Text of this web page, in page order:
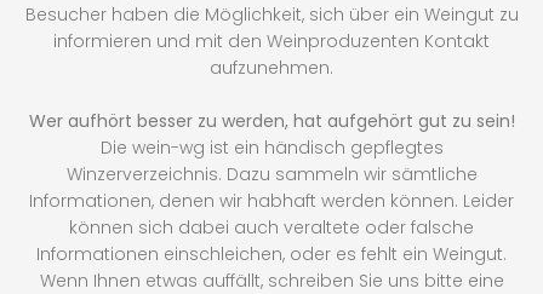
Besucher haben die Möglichkeit, sich über ein Weingut zu
informieren und mit den Weinproduzenten Kontakt
aufzunehmen.
Wer aufhört besser zu werden, hat aufgehört gut zu sein!
Die wein-wg ist ein händisch gepflegtes
Winzerverzeichnis. Dazu sammeln wir sämtliche
Informationen, denen wir habhaft werden können. Leider
können sich dabei auch veraltete oder falsche
Informationen einschleichen, oder es fehlt ein Weingut.
Wenn Ihnen etwas auffällt, schreiben Sie uns bitte eine